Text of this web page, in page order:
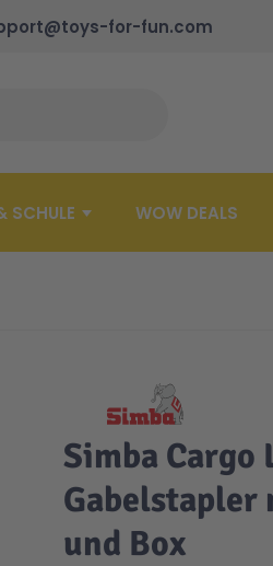
for-fun.com
SCHULE WOW DEALS
Simba Cargo
Gabelstapler
und Box